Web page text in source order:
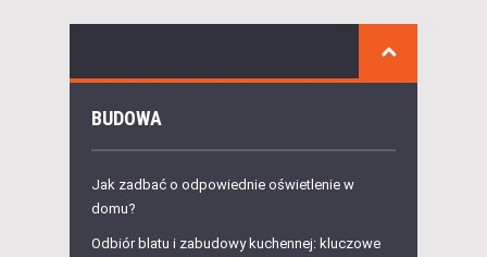
BUDOWA
Jak zadbać o odpowiednie oświetlenie w
domu?
Odbiór blatu i zabudowy kuchennej: kluczowe